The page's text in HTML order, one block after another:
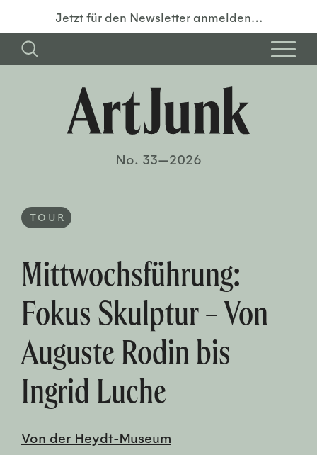
Jetzt für den Newsletter anmelden…
No. 33—2026
TOUR
Mittwochsführung:
Fokus Skulptur – Von
Auguste Rodin bis
Ingrid Luche
Von der Heydt-Museum